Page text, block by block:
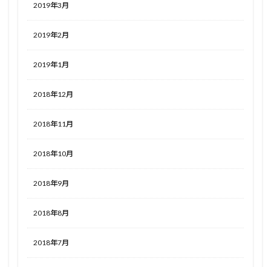
2019年3月
2019年2月
2019年1月
2018年12月
2018年11月
2018年10月
2018年9月
2018年8月
2018年7月